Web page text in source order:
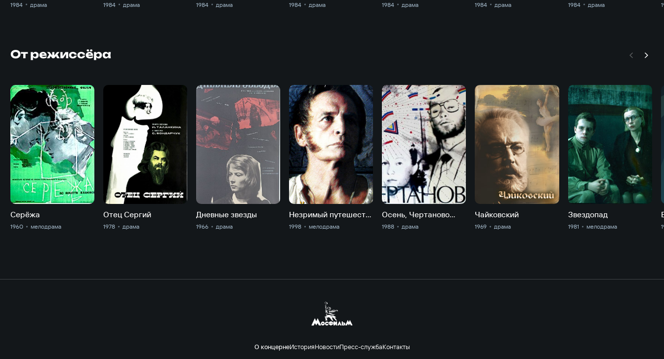
1984 драма 1984 драма 1984 драма 1984 драма 1984 драма 1984 драма 1984 драма
От режиссёра
Серёжа
1960 мелодрама
Отец Сергий
1978 драма
Дневные звезды
1966 драма
Незримый путешественник
1998 мелодрама
Осень, Чертаново…
1988 драма
Чайковский
1969 драма
Звездопад
1981 мелодрама
О концернеИсторияНовостиПресс-службаКонтакты